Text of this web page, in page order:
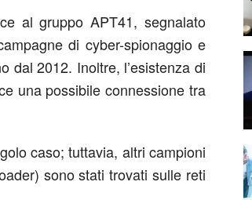
al gruppo APT41, segnalato
di cyber-spionaggio e
dal 2012. Inoltre, l’esistenza di
una possibile connessione tra
caso; tuttavia, altri campioni
sono stati trovati sulle reti